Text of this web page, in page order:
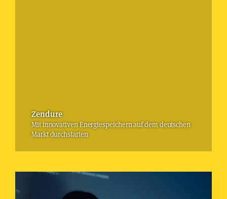
Mit innovativen Energiespeichern auf dem deutschen
Markt durchstarten
Zendure